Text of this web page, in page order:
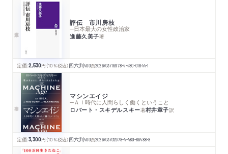
評伝 市川房枝
─日本最大の女性政治家
進藤久美子著
定価:2,530円 （10％税込）四六判400頁2026/03/16978-4-480-01844-1
マシンエイジ
─ＡＩ時代に人間らしく働くということ
ロバート・スキデルスキー著村井章子訳
定価:3,300円 （10％税込）四六判400頁2026/03/02978-4-480-86488-8